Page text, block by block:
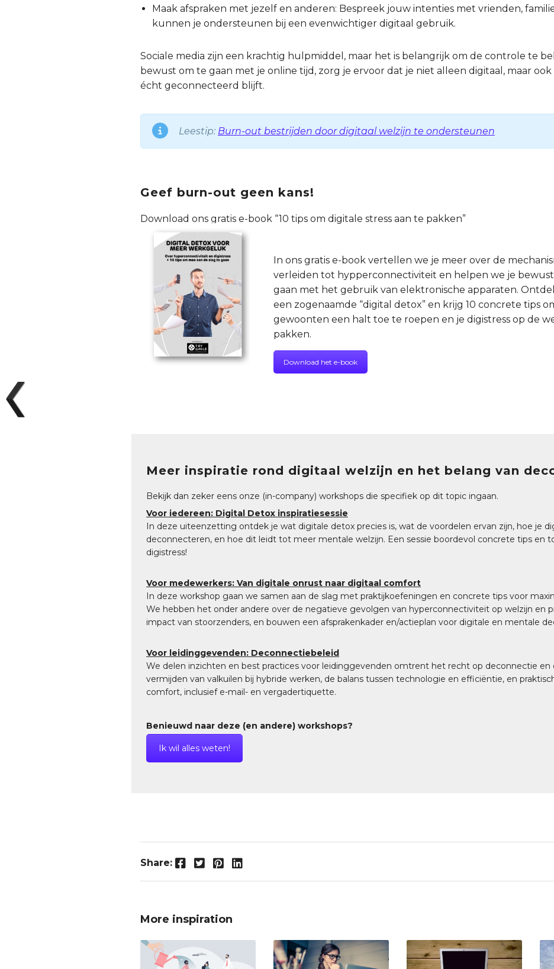
Maak afspraken met jezelf en anderen: Bespreek jouw intenties met vrienden, familie
kunnen je ondersteunen bij een evenwichtiger digitaal gebruik.
Sociale media zijn een krachtig hulpmiddel, maar het is belangrijk om de controle te
bewust om te gaan met je online tijd, zorg je ervoor dat je niet alleen digitaal, maar
écht geconnecteerd blijft.
Leestip: Burn-out bestrijden door digitaal welzijn te ondersteunen
Geef burn-out geen kans!
Download ons gratis e-book “10 tips om digitale stress aan te pakken”
In ons gratis e-book vertellen we je meer over de
verleiden tot hypperconnectiviteit en helpen we je
gaan met het gebruik van elektronische apparaten.
een zogenaamde “digital detox” en krijg 10 concrete tips
gewoonten een halt toe te roepen en je digistress op de
pakken.
Download het e-book
Meer inspiratie rond digitaal welzijn en het belang van
Bekijk dan zeker eens onze (in-company) workshops die specifiek op dit topic ingaan.
Voor iedereen: Digital Detox inspiratiesessie
In deze uiteenzetting ontdek je wat digitale detox precies is, wat de voordelen ervan zijn, hoe je
deconnecteren, en hoe dit leidt tot meer mentale welzijn. Een sessie boordevol concrete tips en
digistress!
Voor medewerkers: Van digitale onrust naar digitaal comfort
In deze workshop gaan we samen aan de slag met praktijkoefeningen en concrete tips voor
We hebben het onder andere over de negatieve gevolgen van hyperconnectiviteit op welzijn en
impact van stoorzenders, en bouwen een afsprakenkader en/actieplan voor digitale en mentale
Voor leidinggevenden: Deconnectiebeleid
We delen inzichten en best practices voor leidinggevenden omtrent het recht op deconnectie en
vermijden van valkuilen bij hybride werken, de balans tussen technologie en efficiëntie, en
comfort, inclusief e-mail- en vergadertiquette.
Benieuwd naar deze (en andere) workshops?
Ik wil alles weten!
Share: Facebook
Twitter
Pinterest
LinkedIn
More inspiration